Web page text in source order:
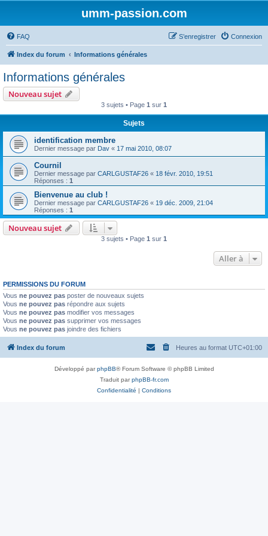
umm-passion.com
FAQ Connexion
S’enregistrer
Index du forum Informations générales
Informations générales
Nouveau sujet
3 sujets • Page 1 sur 1
Sujets
identification membre
Dernier message par Dav « 17 mai 2010, 08:07
Cournil
Dernier message par CARLGUSTAF26 « 18 févr. 2010, 19:51
Réponses : 1
Bienvenue au club !
Dernier message par CARLGUSTAF26 « 19 déc. 2009, 21:04
Réponses : 1
Nouveau sujet
3 sujets • Page 1 sur 1
Aller à
PERMISSIONS DU FORUM
Vous ne pouvez pas poster de nouveaux sujets
Vous ne pouvez pas répondre aux sujets
Vous ne pouvez pas modifier vos messages
Vous ne pouvez pas supprimer vos messages
Vous ne pouvez pas joindre des fichiers
Index du forum Heures au format UTC+01:00
Développé parphpBB® Forum Software © phpBB Limited
Traduit parphpBB-fr.com
Confidentialité | Conditions